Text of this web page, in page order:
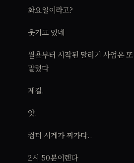
화요일이라고?
웃기고 있네
월욜부터 시작된 말리기 사업은
말렸다
제길.
앗.
컴터 시계가 짜가다..
2시 50분이렌다